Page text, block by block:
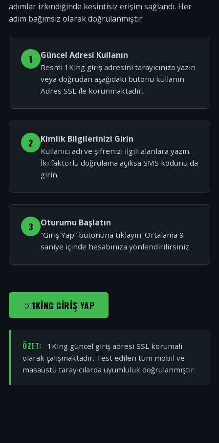
adımlar izlendiğinde kesintisiz erişim sağlandı. Her
adım bağımsız olarak doğrulanmıştır.
1 Güncel Adresi Kullanın
Resmi 1King giriş adresini tarayıcınıza yazın
veya doğrudan aşağıdaki butonu kullanın.
Adres SSL ile korunmaktadır.
2 Kimlik Bilgilerinizi Girin
Kullanıcı adı ve şifrenizi ilgili alanlara yazın.
İki faktörlü doğrulama açıksa SMS kodunu da
girin.
3 Oturumu Başlatın
“Giriş Yap” butonuna tıklayın. Ortalama 9
saniye içinde hesabınıza yönlendirilirsiniz.
1KING GIRIŞ YAP
ÖZET:
1King güncel giriş adresi SSL korumalı
olarak çalışmaktadır. Test edilen tüm mobil ve
masaüstü tarayıcılarda uyumluluk doğrulanmıştır.